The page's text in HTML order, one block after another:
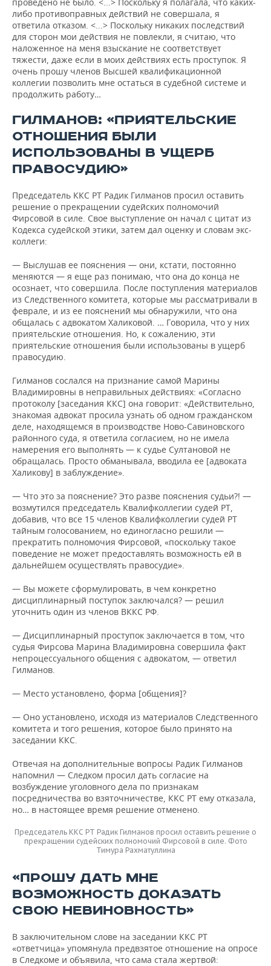
либо противоправных действий не совершала, я
ответила отказом. <...> Поскольку никаких последствий
для сторон мои действия не повлекли, я считаю, что
наложенное на меня взыскание не соответствует
тяжести, даже если в моих действиях есть проступок. Я
очень прошу членов Высшей квалификационной
коллегии позволить мне остаться в судебной системе и
продолжить работу…
ГИЛМАНОВ: «ПРИЯТЕЛЬСКИЕ
ОТНОШЕНИЯ БЫЛИ
ИСПОЛЬЗОВАНЫ В УЩЕРБ
ПРАВОСУДИЮ»
Председатель ККС РТ Радик Гилманов просил оставить
решение о прекращении судейских полномочий
Фирсовой в силе. Свое выступление он начал с цитат из
Кодекса судейской этики, затем дал оценку и словам экс-
коллеги:
— Выслушав ее пояснения — они, кстати, постоянно
меняются — я еще раз понимаю, что она до конца не
осознает, что совершила. После поступления материалов
из Следственного комитета, которые мы рассматривали в
феврале, и из ее пояснений мы обнаружили, что она
общалась с адвокатом Халиковой. … Говорила, что у них
приятельские отношения. Но, к сожалению, эти
приятельские отношения были использованы в ущерб
правосудию.
Гилманов сослался на признание самой Марины
Владимировны в неправильных действиях: «Согласно
протоколу [заседания ККС] она говорит: «Действительно,
знакомая адвокат просила узнать об одном гражданском
деле, находящемся в производстве Ново-Савиновского
районного суда, я ответила согласием, но не имела
намерения его выполнять — к судье Султановой не
обращалась. Просто обманывала, вводила ее [адвоката
Халикову] в заблуждение».
— Что это за пояснение? Это разве пояснения судьи?! —
возмутился председатель Квалифколлегии судей РТ,
добавив, что все 15 членов Квалифколлегии судей РТ
тайным голосованием, но единогласно решили —
прекратить полномочия Фирсовой, «поскольку такое
поведение не может предоставлять возможность ей в
дальнейшем осуществлять правосудие».
— Вы можете сформулировать, в чем конкретно
дисциплинарный поступок заключался? — решил
уточнить один из членов ВККС РФ.
— Дисциплинарный проступок заключается в том, что
судья Фирсова Марина Владимировна совершила факт
непроцессуального общения с адвокатом, — ответил
Гилманов.
— Место установлено, форма [общения]?
— Оно установлено, исходя из материалов Следственного
комитета и того решения, которое было принято на
заседании ККС.
Отвечая на дополнительные вопросы Радик Гилманов
напомнил — Следком просил дать согласие на
возбуждение уголовного дела по признакам
посредничества во взяточничестве, ККС РТ ему отказала,
но… в настоящее время решение отменено.
Председатель ККС РТ Радик Гилманов просил оставить решение о
прекращении судейских полномочий Фирсовой в силе. Фото
Тимура Рахматуллина
«ПРОШУ ДАТЬ МНЕ
ВОЗМОЖНОСТЬ ДОКАЗАТЬ
СВОЮ НЕВИНОВНОСТЬ»
В заключительном слове на заседании ККС РТ
«ответчица» упомянула предвзятое отношение на опросе
в Следкоме и объявила, что сама стала жертвой: